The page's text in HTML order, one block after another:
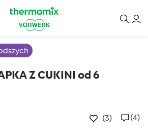
Z CUKINI od 6
(3) (4)